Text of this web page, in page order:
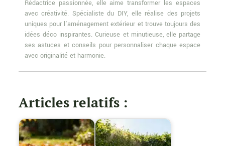
Rédactrice passionnée, elle aime transformer les espaces
avec créativité. Spécialiste du DIY, elle réalise des projets
uniques pour l'aménagement extérieur et trouve toujours des
idées déco inspirantes. Curieuse et minutieuse, elle partage
ses astuces et conseils pour personnaliser chaque espace
avec originalité et harmonie.
Articles relatifs :